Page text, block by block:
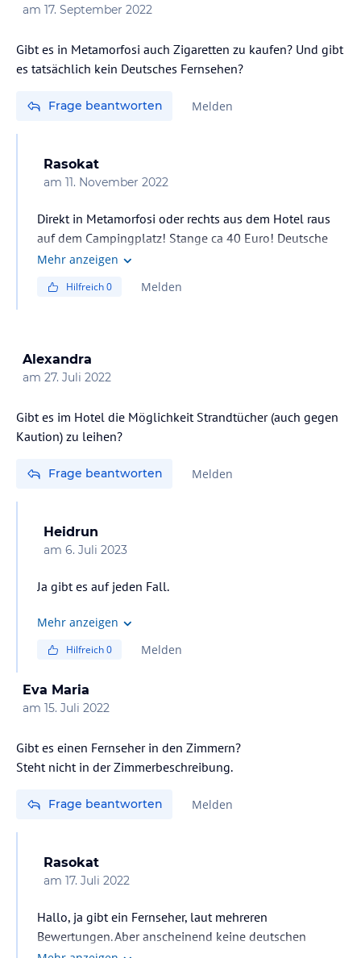
am 17. September 2022
Gibt es in Metamorfosi auch Zigaretten zu kaufen? Und gibt
es tatsächlich kein Deutsches Fernsehen?
Frage beantworten Melden
Rasokat
am 11. November 2022
Direkt in Metamorfosi oder rechts aus dem Hotel raus
auf dem Campingplatz! Stange ca 40 Euro! Deutsche
Sender Fehlanzeige!
Mehr anzeigen
Hilfreich0 Melden
Alexandra
am 27. Juli 2022
Gibt es im Hotel die Möglichkeit Strandtücher (auch gegen
Frage beantworten Melden
Heidrun
am 6. Juli 2023
Ja gibt es auf jeden Fall.
Mehr anzeigen
Hilfreich0 Melden
Eva Maria
am 15. Juli 2022
Gibt es einen Fernseher in den Zimmern?
Steht nicht in der Zimmerbeschreibung.
Frage beantworten Melden
Rasokat
am 17. Juli 2022
Hallo, ja gibt ein Fernseher, laut mehreren
Bewertungen. Aber anscheinend keine deutschen